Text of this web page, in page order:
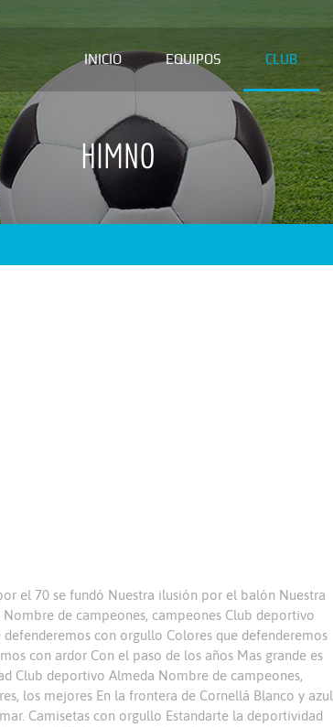
INICIO EQUIPOS CLUB
HIMNO
el 70 se fundó Nuestra ilusión por el balón Nuestra
de campeones, campeones Club deportivo
con orgullo Colores que defenderemos
con ardor Con el paso de los años Mas grande es
Club deportivo Almeda Nombre de campeones,
los mejores En la frontera de Cornellá Blanco y azul
Camisetas con orgullo Estandarte la deportividad